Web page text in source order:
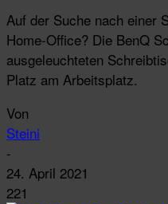
Auf der Suche nach einer
Home-Office? Die BenQ
ausgeleuchteten
Platz am Arbeitsplatz.
Von
Steini
-
24. April 2021
221